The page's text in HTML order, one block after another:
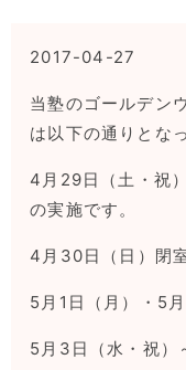
2017-04-27
当塾のゴールデン
は以下の通りとな
4月29日（土・祝
の実施です。
4月30日（日）閉
5月1日（月）・5
5月3日（水・祝）